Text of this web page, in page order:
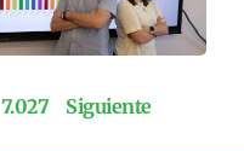
7.027 Siguiente